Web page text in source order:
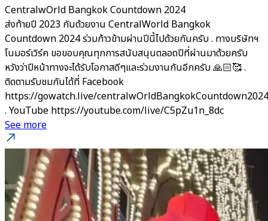
CentralwOrld Bangkok Countdown 2024
ส่งท้ายปี 2023 กันด้วยงาน CentralWorld Bangkok
Countdown 2024 ร่วมก้าวข้ามผ่านปีนี้ไปด้วยกันครับ . ทางบริษัทฯ
โนมอร์เวิร์ค ขอขอบคุณทุกการสนับสนุนตลอดปีที่ผ่านมาด้วยครับ
หวังว่าปีหน้าทางจะได้รับโอกาสดีๆและร่วมงานกันอีกครับ 🙏🏻🥰 .
ติดตามรับชมกันได้ที่ Facebook
https://gowatch.live/centralwOrldBangkokCountdown2024
. YouTube https://youtube.com/live/C5pZu1n_8dc
See more